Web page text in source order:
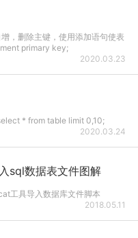
，删除主键，使用添加语句使表
primary key;
2020.03.23
* from table limit 0,10;
2020.03.24
sql数据表文件图解
工具导入数据库文件脚本
2018.05.11